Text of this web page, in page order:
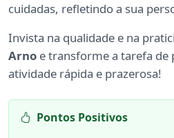
cuidadas, refletindo a sua
Invista na qualidade e na
Arno e transforme a tarefa de
atividade rápida e prazerosa!
Pontos Positivos